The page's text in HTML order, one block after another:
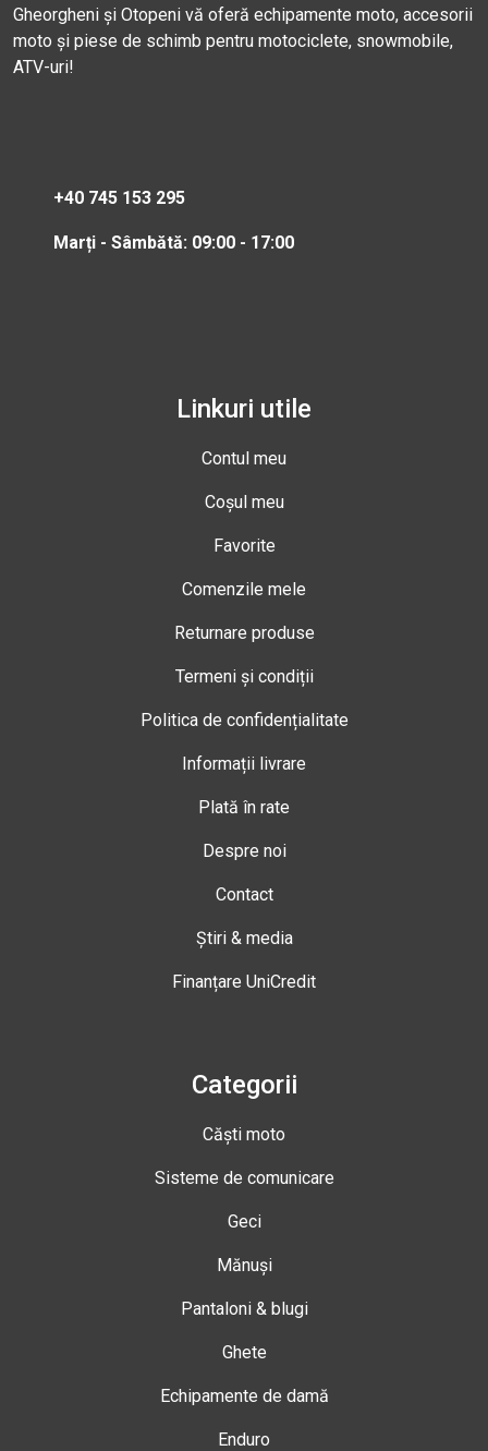
Gheorgheni și Otopeni vă oferă echipamente moto, accesorii
moto și piese de schimb pentru motociclete, snowmobile,
ATV-uri!
+40 745 153 295
Marți - Sâmbătă: 09:00 - 17:00
Linkuri utile
Contul meu
Coșul meu
Favorite
Comenzile mele
Returnare produse
Termeni și condiții
Politica de confidențialitate
Informații livrare
Plată în rate
Despre noi
Contact
Știri & media
Finanțare UniCredit
Categorii
Căști moto
Sisteme de comunicare
Geci
Mănuși
Pantaloni & blugi
Ghete
Echipamente de damă
Enduro